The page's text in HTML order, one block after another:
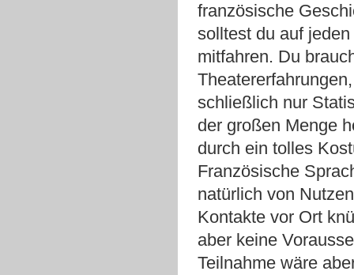
französische
solltest du auf
mitfahren. Du
schließlich nur
der großen Menge
durch ein tolles
Französische
natürlich von
Kontakte vor Ort
aber keine
Teilnahme wäre